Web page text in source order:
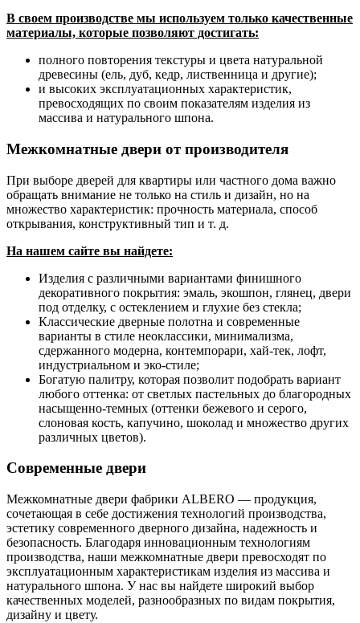
В своем производстве мы используем только качественные
материалы, которые позволяют достигать:
полного повторения текстуры и цвета натуральной
древесины (ель, дуб, кедр, лиственница и другие);
и высоких эксплуатационных характеристик,
превосходящих по своим показателям изделия из
массива и натурального шпона.
Межкомнатные двери от производителя
При выборе дверей для квартиры или частного дома важно
обращать внимание не только на стиль и дизайн, но на
множество характеристик: прочность материала, способ
открывания, конструктивный тип и т. д.
На нашем сайте вы найдете:
Изделия с различными вариантами финишного
декоративного покрытия: эмаль, экошпон, глянец, двери
под отделку, с остеклением и глухие без стекла;
Классические дверные полотна и современные
варианты в стиле неоклассики, минимализма,
сдержанного модерна, контемпорари, хай-тек, лофт,
индустриальном и эко-стиле;
Богатую палитру, которая позволит подобрать вариант
любого оттенка: от светлых пастельных до благородных
насыщенно-темных (оттенки бежевого и серого,
слоновая кость, капучино, шоколад и множество других
различных цветов).
Современные двери
Межкомнатные двери фабрики ALBERO — продукция,
сочетающая в себе достижения технологий производства,
эстетику современного дверного дизайна, надежность и
безопасность. Благодаря инновационным технологиям
производства, наши межкомнатные двери превосходят по
эксплуатационным характеристикам изделия из массива и
натурального шпона. У нас вы найдете широкий выбор
качественных моделей, разнообразных по видам покрытия,
дизайну и цвету.